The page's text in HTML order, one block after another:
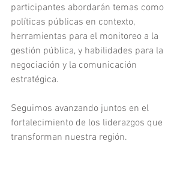
participantes abordarán temas como
políticas públicas en contexto,
herramientas para el monitoreo a la
gestión pública, y habilidades para la
negociación y la comunicación
estratégica.
Seguimos avanzando juntos en el
fortalecimiento de los liderazgos que
transforman nuestra región.